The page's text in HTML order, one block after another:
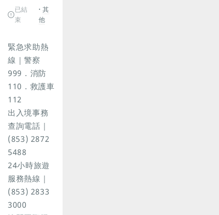
已結
束
其
他
緊急求助熱
線｜警察
999．消防
110．救護車
112
出入境事務
查詢電話｜
(853) 2872
5488
24小時旅遊
服務熱線｜
(853) 2833
3000